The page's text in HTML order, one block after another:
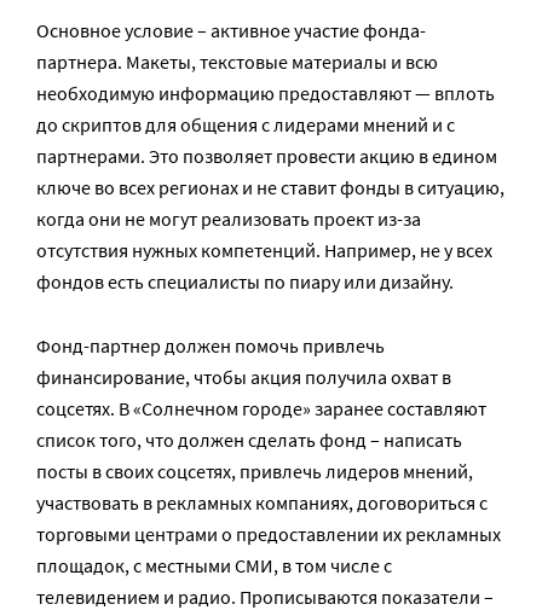
Основное условие – активное участие фонда-
партнера. Макеты, текстовые материалы и всю
необходимую информацию предоставляют — вплоть
до скриптов для общения с лидерами мнений и с
партнерами. Это позволяет провести акцию в едином
ключе во всех регионах и не ставит фонды в ситуацию,
когда они не могут реализовать проект из-за
отсутствия нужных компетенций. Например, не у всех
фондов есть специалисты по пиару или дизайну.
Фонд-партнер должен помочь привлечь
финансирование, чтобы акция получила охват в
соцсетях. В «Солнечном городе» заранее составляют
список того, что должен сделать фонд – написать
посты в своих соцсетях, привлечь лидеров мнений,
участвовать в рекламных компаниях, договориться с
торговыми центрами о предоставлении их рекламных
площадок, с местными СМИ, в том числе с
телевидением и радио. Прописываются показатели –